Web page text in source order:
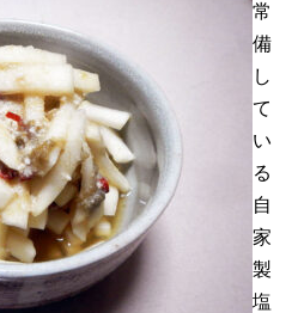
常
備
し
て
い
る
自
家
製
塩